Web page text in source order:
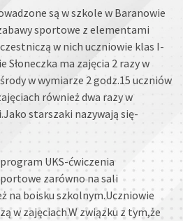
są w szkole w Baranowie
sportowe z elementami
w nich uczniowie klas I-
Słoneczka ma zajęcia 2 razy w
w wymiarze 2 godz.15 uczniów
również dwa razy w
starszaki nazywają się-
UKS-ćwiczenia
zarówno na sali
na boisku szkolnym.Uczniowie
w zajęciach.W związku z tym,że